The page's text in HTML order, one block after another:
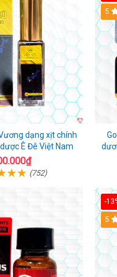
dạng xịt chính
Ê Đê Việt Nam
(752)
5
-
5